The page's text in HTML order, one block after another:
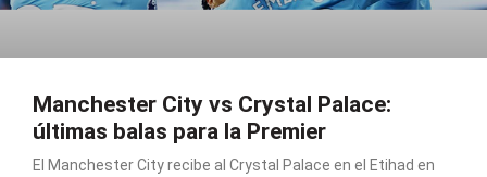
Manchester City vs Crystal Palace:
últimas balas para la Premier
El Manchester City recibe al Crystal Palace en el Etihad en